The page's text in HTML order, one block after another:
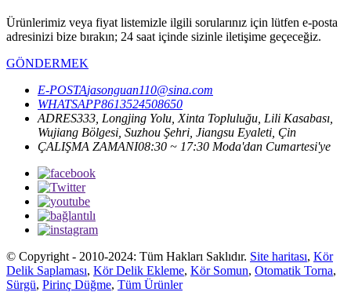
Ürünlerimiz veya fiyat listemizle ilgili sorularınız için lütfen e-posta
adresinizi bize bırakın; 24 saat içinde sizinle iletişime geçeceğiz.
GÖNDERMEK
E-POSTAjasonguan110@sina.com
WHATSAPP8613524508650
ADRES333, Longjing Yolu, Xinta Topluluğu, Lili Kasabası,
Wujiang Bölgesi, Suzhou Şehri, Jiangsu Eyaleti, Çin
ÇALIŞMA ZAMANI08:30 ~ 17:30 Moda'dan Cumartesi'ye
© Copyright - 2010-2024: Tüm Hakları Saklıdır. Site haritası, Kör
Delik Saplaması, Kör Delik Ekleme, Kör Somun, Otomatik Torna,
Sürgü, Pirinç Düğme, Tüm Ürünler